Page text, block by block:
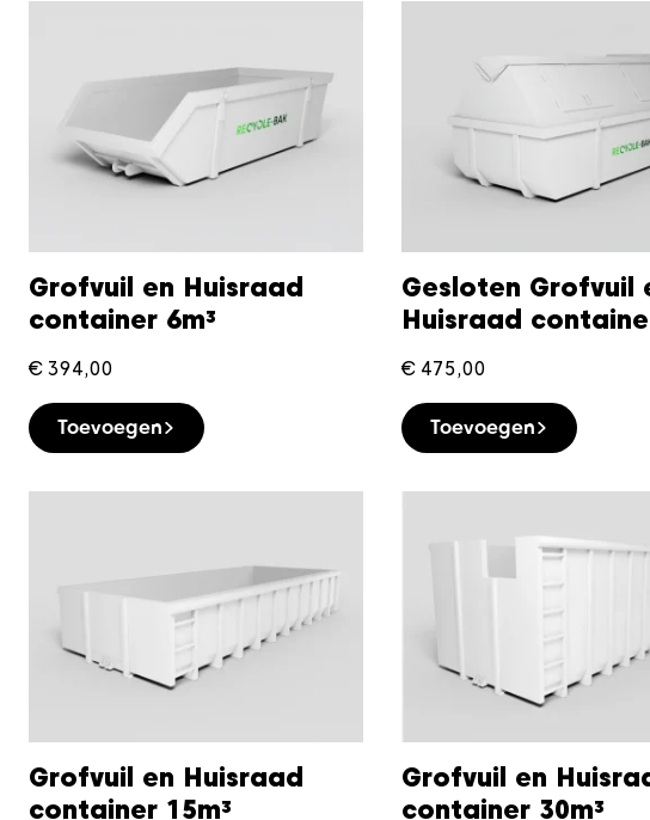
Grofvuil en Huisraad
container 6m³
€ 394,00
Toevoegen
Gesloten Grofvuil
Huisraad
€ 475,00
Toevoegen
Grofvuil en Huisraad
container 15m³
Grofvuil en
container 30m³